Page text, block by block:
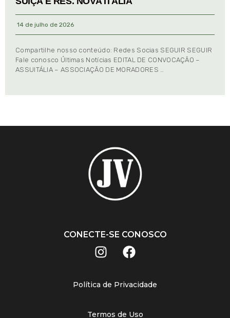
14 de julho de 2026
Compartilhe nosso conteúdo: Redes Socias SEGUIR SEGUIR
Fale conosco Últimas Notícias EDITAL DE CONVOCAÇÃO –
ASSUITÁLIA – ASSOCIAÇÃO DE MORADORES …
CONECTE-SE CONOSCO
Política de Privacidade
Termos de Uso